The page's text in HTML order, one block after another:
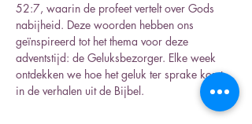
52:7, waarin de profeet vertelt over Gods
nabijheid. Deze woorden hebben ons
geïnspireerd tot het thema voor deze
adventstijd: de Geluksbezorger. Elke week
ontdekken we hoe het geluk ter sprake komt
in de verhalen uit de Bijbel.